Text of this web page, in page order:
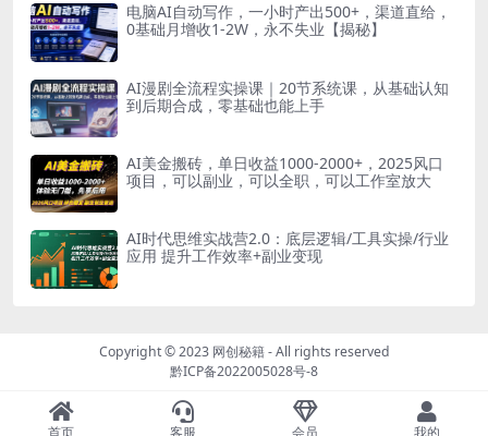
电脑AI自动写作，一小时产出500+，渠道直给，
0基础月增收1-2W，永不失业【揭秘】
AI漫剧全流程实操课｜20节系统课，从基础认知
到后期合成，零基础也能上手
AI美金搬砖，单日收益1000-2000+，2025风口
项目，可以副业，可以全职，可以工作室放大
AI时代思维实战营2.0：底层逻辑/工具实操/行业
应用 提升工作效率+副业变现
Copyright © 2023 网创秘籍- All rights reserved
黔ICP备2022005028号-8
首页 客服 会员 我的